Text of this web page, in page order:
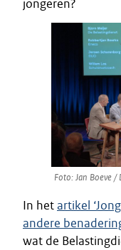
jongeren?
Foto: Jan Boeve /
In hetartikel
andere
wat de